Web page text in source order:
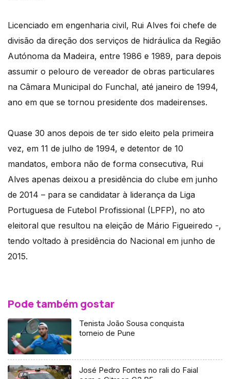
Licenciado em engenharia civil, Rui Alves foi chefe de
divisão da direção dos serviços de hidráulica da Região
Autónoma da Madeira, entre 1986 e 1989, para depois
assumir o pelouro de vereador de obras particulares
na Câmara Municipal do Funchal, até janeiro de 1994,
ano em que se tornou presidente dos madeirenses.
Quase 30 anos depois de ter sido eleito pela primeira
vez, em 11 de julho de 1994, e detentor de 10
mandatos, embora não de forma consecutiva, Rui
Alves apenas deixou a presidência do clube em junho
de 2014 – para se candidatar à liderança da Liga
Portuguesa de Futebol Profissional (LPFP), no ato
eleitoral que resultou na eleição de Mário Figueiredo -,
tendo voltado à presidência do Nacional em junho de
2015.
Pode também gostar
Tenista João Sousa conquista
torneio de Pune
José Pedro Fontes no rali do Faial